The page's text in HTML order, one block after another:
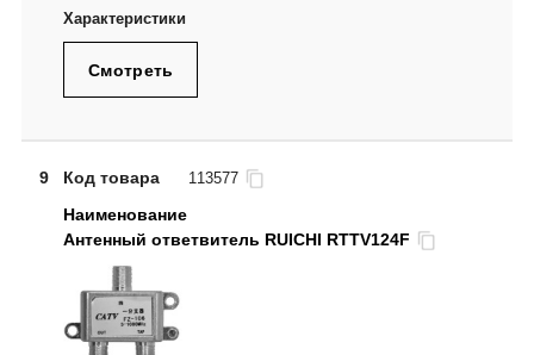
Смотреть
9 Код товара 113577
Антенный ответвитель RUICHI RTTV124F